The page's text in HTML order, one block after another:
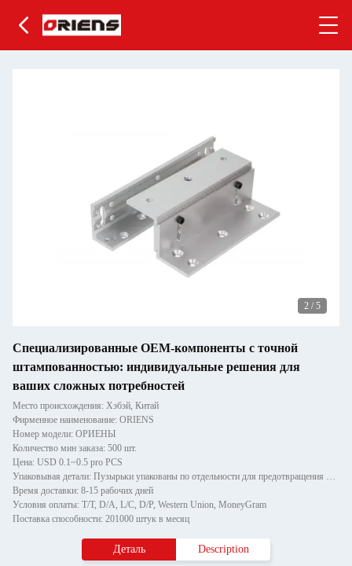
2 / 5
Специализированные OEM-компоненты с точной
штампованностью: индивидуальные решения для
ваших сложных потребностей
Место происхождения: Хэбэй, Китай
Фирменное наименование: ORIENS
Номер модели: ОРИЕНЫ
Количество мин заказа: 500 шт.
Цена: USD 0.1~0.5 pro PCS
Упаковывая детали: Пузырьки упакованы по отдельности для предотвращения повреждений и царапин при транспортировке, зате
Время доставки: 8-15 рабочих дней
Условия оплаты: T/T, D/A, L/C, D/P, Western Union, MoneyGram
Поставка способности: 201000 штук в месяц
Деталь Description